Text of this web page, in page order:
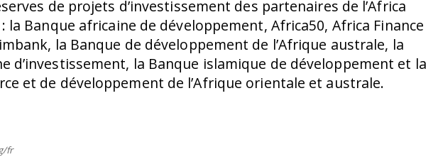
de projets d’investissement des partenaires de l’Africa
la Banque africaine de développement, Africa50, Africa Finance
la Banque de développement de l’Afrique australe, la
d’investissement, la Banque islamique de développement et la
et de développement de l’Afrique orientale et australe.
fr